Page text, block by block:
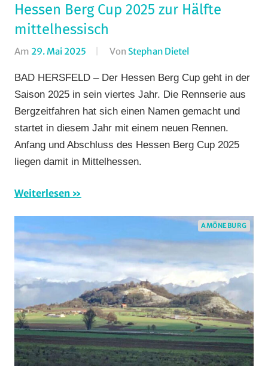
Hessen Berg Cup 2025 zur Hälfte
mittelhessisch
Am 29. Mai 2025 Von Stephan Dietel
Bergzeitfahren
Formate,
Orte,
RSG
Gießen
Wohin
am
(WaW)
/
BAD HERSFELD – Der Hessen Berg Cup geht in der
Saison 2025 in sein viertes Jahr. Die Rennserie aus
Bergzeitfahren hat sich einen Namen gemacht und
startet in diesem Jahr mit einem neuen Rennen.
Anfang und Abschluss des Hessen Berg Cup 2025
liegen damit in Mittelhessen.
Weiterlesen
AMÖNEBURG